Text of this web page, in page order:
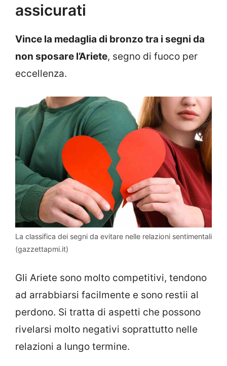
assicurati
Vince la medaglia di bronzo tra i segni da
non sposare l’Ariete, segno di fuoco per
eccellenza.
La classifica dei segni da evitare nelle relazioni sentimentali
(gazzettapmi.it)
Gli Ariete sono molto competitivi, tendono
ad arrabbiarsi facilmente e sono restii al
perdono. Si tratta di aspetti che possono
rivelarsi molto negativi soprattutto nelle
relazioni a lungo termine.